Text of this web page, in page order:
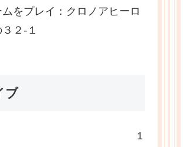
をプレイ：クロノアヒーロ
２-１
ブ
1